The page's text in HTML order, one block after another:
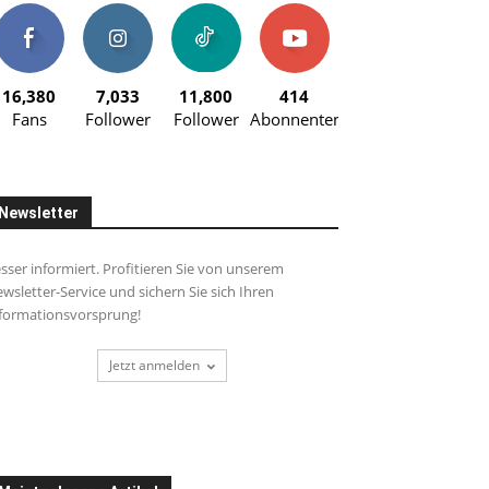
16,380
Fans
7,033
Follower
11,800
Follower
414
Abonnenten
Newsletter
informiert. Profitieren Sie von unserem
Service und sichern Sie sich Ihren
Jetzt anmelden